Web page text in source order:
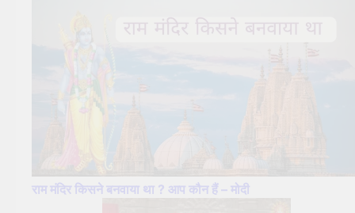
राम मंदिर किसने बनवाया था ? आप कौन हैं – मोदी